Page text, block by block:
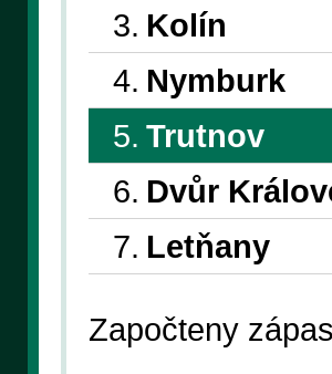
3. Kolín
4. Nymburk
5. Trutnov
6. Dvůr
7. Letňany
Započteny